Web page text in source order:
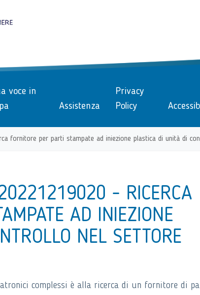
voce in
Assistenza
Privacy
Policy
fornitore per parti stampate ad iniezione plastica di unità di
- RICERCA
AD INIEZIONE
NEL SETTORE
complessi è alla ricerca di un fornitore di